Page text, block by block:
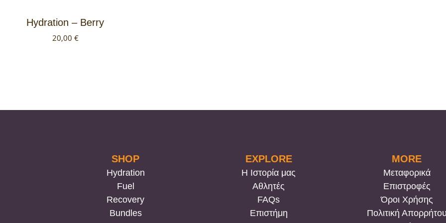
Hydration – Berry
20,00 €
SHOP
Hydration
Fuel
Recovery
Bundles
EXPLORE
Η Ιστορία μας
Αθλητές
FAQs
Επιστήμη
MORE
Μεταφορικά
Επιστροφές
Όροι Χρήσης
Πολιτική